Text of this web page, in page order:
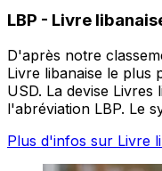
LBP - Livre
D'après notre
Livre libanaise le plus
USD. La devise
l'abréviation LBP. Le
Plus d'infos sur Livre